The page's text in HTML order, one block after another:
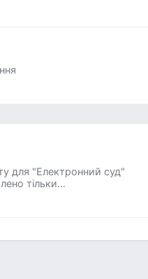
для "Електронний суд"
тільки
тільки